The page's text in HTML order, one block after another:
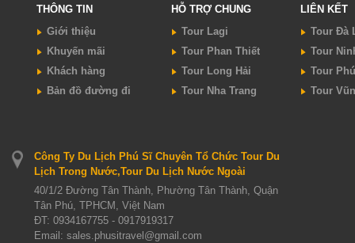
THÔNG TIN
Giới thiệu
Khuyến mãi
Khách hàng
Bản đồ đường đi
HỖ TRỢ CHUNG
Tour Lagi
Tour Phan Thiết
Tour Long Hải
Tour Nha Trang
LIÊN KẾT
Tour Đà
Tour
Tour
Tour
Công Ty Du Lịch Phú Sĩ Chuyên Tổ Chức Tour Du
Lịch Trong Nước,Tour Du Lịch Nước Ngoài
40/1/2 Đường Tân Thành, Phường Tân Thành, Quận
Tân Phú, TPHCM, Việt Nam
ĐT: 0934167755 - 0917919317
Email: sales.phusitravel@gmail.com